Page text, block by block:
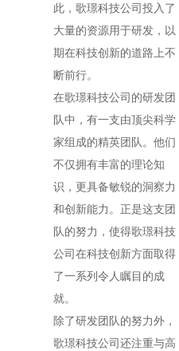
此，歌璟科技公司投入了
大量的资源用于研发，以
期在科技创新的道路上不
断前行。
在歌璟科技公司的研发团
队中，有一支由顶尖科学
家组成的精英团队。他们
不仅拥有丰富的理论知
识，更具备敏锐的洞察力
和创新能力。正是这支团
队的努力，使得歌璟科技
公司在科技创新方面取得
了一系列令人瞩目的成
就。
除了研发团队的努力外，
歌璟科技公司还注重与高